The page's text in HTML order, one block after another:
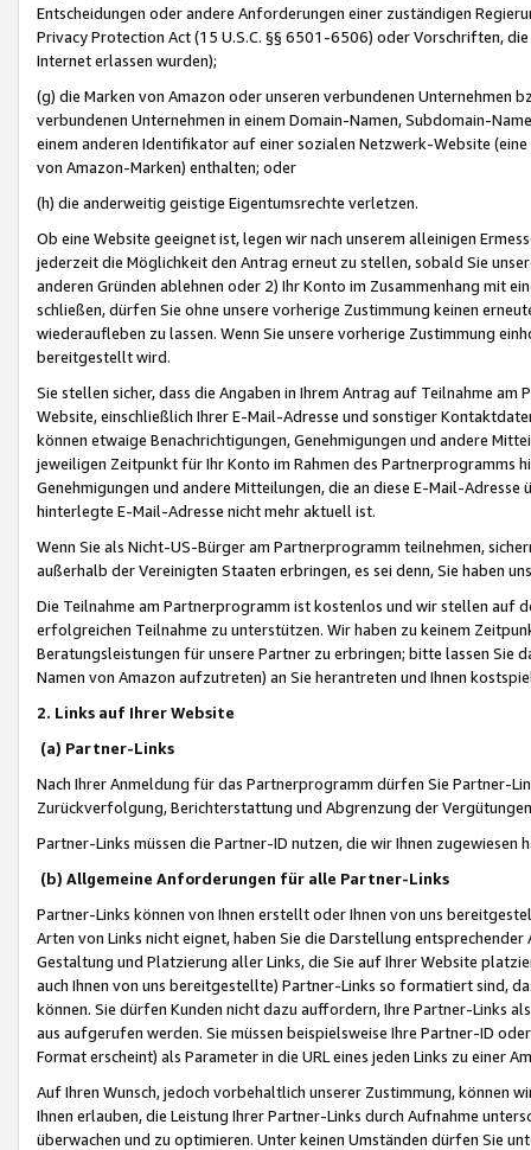
Entscheidungen oder andere Anforderungen einer zuständigen
Privacy Protection Act (15 U.S.C. §§ 6501-6506) oder Vorschriften,
Internet erlassen wurden);
(g) die Marken von Amazon oder unseren verbundenen Unternehmen
verbundenen Unternehmen in einem Domain-Namen, Subdomain-
einem anderen Identifikator auf einer sozialen Netzwerk-Website
von Amazon-Marken) enthalten; oder
(h) die anderweitig geistige Eigentumsrechte verletzen.
Ob eine Website geeignet ist, legen wir nach unserem alleinigen
jederzeit die Möglichkeit den Antrag erneut zu stellen, sobald Sie
anderen Gründen ablehnen oder 2) Ihr Konto im Zusammenhang mit
schließen, dürfen Sie ohne unsere vorherige Zustimmung keinen
wiederaufleben zu lassen. Wenn Sie unsere vorherige Zustimmung
bereitgestellt wird.
Sie stellen sicher, dass die Angaben in Ihrem Antrag auf Teilnahme
Website, einschließlich Ihrer E-Mail-Adresse und sonstiger
können etwaige Benachrichtigungen, Genehmigungen und andere
jeweiligen Zeitpunkt für Ihr Konto im Rahmen des Partnerprogramms
Genehmigungen und andere Mitteilungen, die an diese E-Mail-
hinterlegte E-Mail-Adresse nicht mehr aktuell ist.
Wenn Sie als Nicht-US-Bürger am Partnerprogramm teilnehmen,
außerhalb der Vereinigten Staaten erbringen, es sei denn, Sie haben
Die Teilnahme am Partnerprogramm ist kostenlos und wir stellen auf
erfolgreichen Teilnahme zu unterstützen. Wir haben zu keinem
Beratungsleistungen für unsere Partner zu erbringen; bitte lassen Sie
Namen von Amazon aufzutreten) an Sie herantreten und Ihnen
2. Links auf Ihrer Website
(a) Partner-Links
Nach Ihrer Anmeldung für das Partnerprogramm dürfen Sie Partner-
Zurückverfolgung, Berichterstattung und Abgrenzung der
Partner-Links müssen die Partner-ID nutzen, die wir Ihnen zugewiesen
(b) Allgemeine Anforderungen für alle Partner-Links
Partner-Links können von Ihnen erstellt oder Ihnen von uns
Arten von Links nicht eignet, haben Sie die Darstellung
Gestaltung und Platzierung aller Links, die Sie auf Ihrer Website
auch Ihnen von uns bereitgestellte) Partner-Links so formatiert sind,
können. Sie dürfen Kunden nicht dazu auffordern, Ihre Partner-Links
aus aufgerufen werden. Sie müssen beispielsweise Ihre Partner-ID
Format erscheint) als Parameter in die URL eines jeden Links zu einer
Auf Ihren Wunsch, jedoch vorbehaltlich unserer Zustimmung, können
Ihnen erlauben, die Leistung Ihrer Partner-Links durch Aufnahme
überwachen und zu optimieren. Unter keinen Umständen dürfen Sie